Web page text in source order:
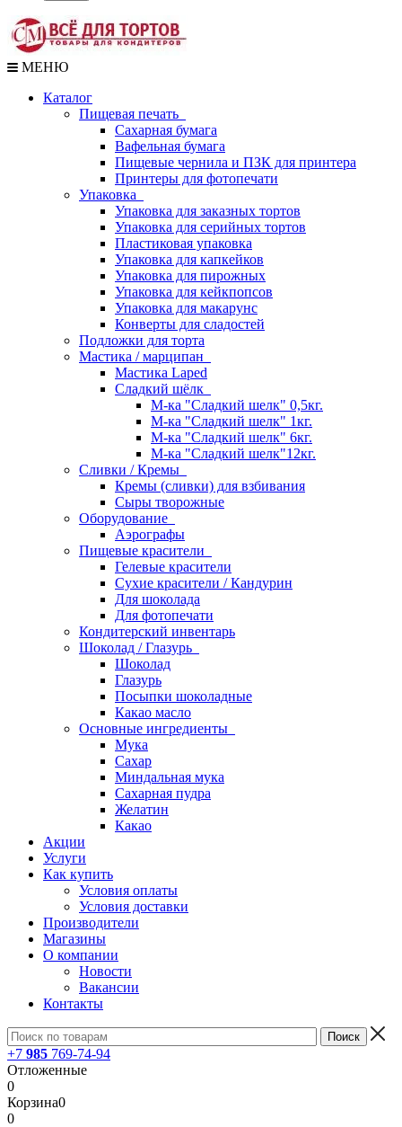
МЕНЮ
Каталог
Пищевая печать
Сахарная бумага
Вафельная бумага
Пищевые чернила и ПЗК для принтера
Принтеры для фотопечати
Упаковка
Упаковка для заказных тортов
Упаковка для серийных тортов
Пластиковая упаковка
Упаковка для капкейков
Упаковка для пирожных
Упаковка для кейкпопсов
Упаковка для макарунс
Конверты для сладостей
Подложки для торта
Мастика / марципан
Мастика Laped
Сладкий шёлк
М-ка "Сладкий шелк" 0,5кг.
М-ка "Сладкий шелк" 1кг.
М-ка "Сладкий шелк" 6кг.
М-ка "Сладкий шелк"12кг.
Сливки / Кремы
Кремы (сливки) для взбивания
Сыры творожные
Оборудование
Аэрографы
Пищевые красители
Гелевые красители
Сухие красители / Кандурин
Для шоколада
Для фотопечати
Кондитерский инвентарь
Шоколад / Глазурь
Шоколад
Глазурь
Посыпки шоколадные
Какао масло
Основные ингредиенты
Мука
Сахар
Миндальная мука
Сахарная пудра
Желатин
Какао
Акции
Услуги
Как купить
Условия оплаты
Условия доставки
Производители
Магазины
О компании
Новости
Вакансии
Контакты
+7 985 769-74-94
Отложенные
0
Корзина0
0